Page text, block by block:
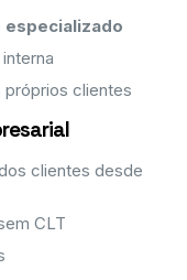
clientes
clientes desde
CLT